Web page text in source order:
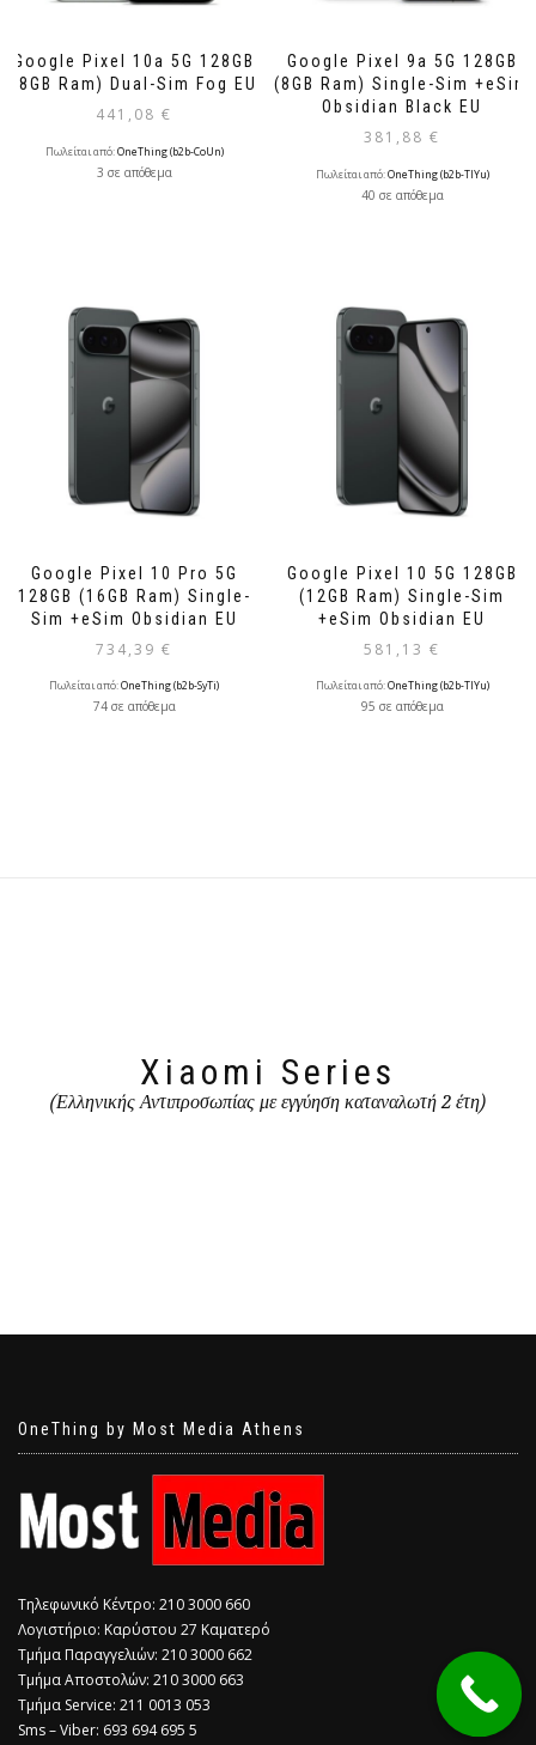
Google Pixel 10a 5G 128GB
(8GB Ram) Dual-Sim Fog EU
441,08 €
Πωλείται από:OneThing (b2b-CoUn)
3 σε απόθεμα
Google Pixel 9a 5G 128GB
(8GB Ram) Single-Sim +eSim
Obsidian Black EU
381,88 €
Πωλείται από:OneThing (b2b-TlYu)
40 σε απόθεμα
Google Pixel 10 Pro 5G
128GB (16GB Ram) Single-
Sim +eSim Obsidian EU
734,39 €
Πωλείται από:OneThing (b2b-SyTi)
74 σε απόθεμα
Google Pixel 10 5G 128GB
(12GB Ram) Single-Sim
+eSim Obsidian EU
581,13 €
Πωλείται από:OneThing (b2b-TlYu)
95 σε απόθεμα
Xiaomi Series
(Ελληνικής Αντιπροσωπίας με εγγύηση καταναλωτή 2 έτη)
OneThing by Most Media Athens
Τηλεφωνικό Κέντρο: 210 3000 660
Λογιστήριο: Καρύστου 27 Καματερό
Τμήμα Παραγγελιών: 210 3000 662
Τμήμα Αποστολών: 210 3000 663
Τμήμα Service: 211 0013 053
Sms – Viber: 693 694 695 5